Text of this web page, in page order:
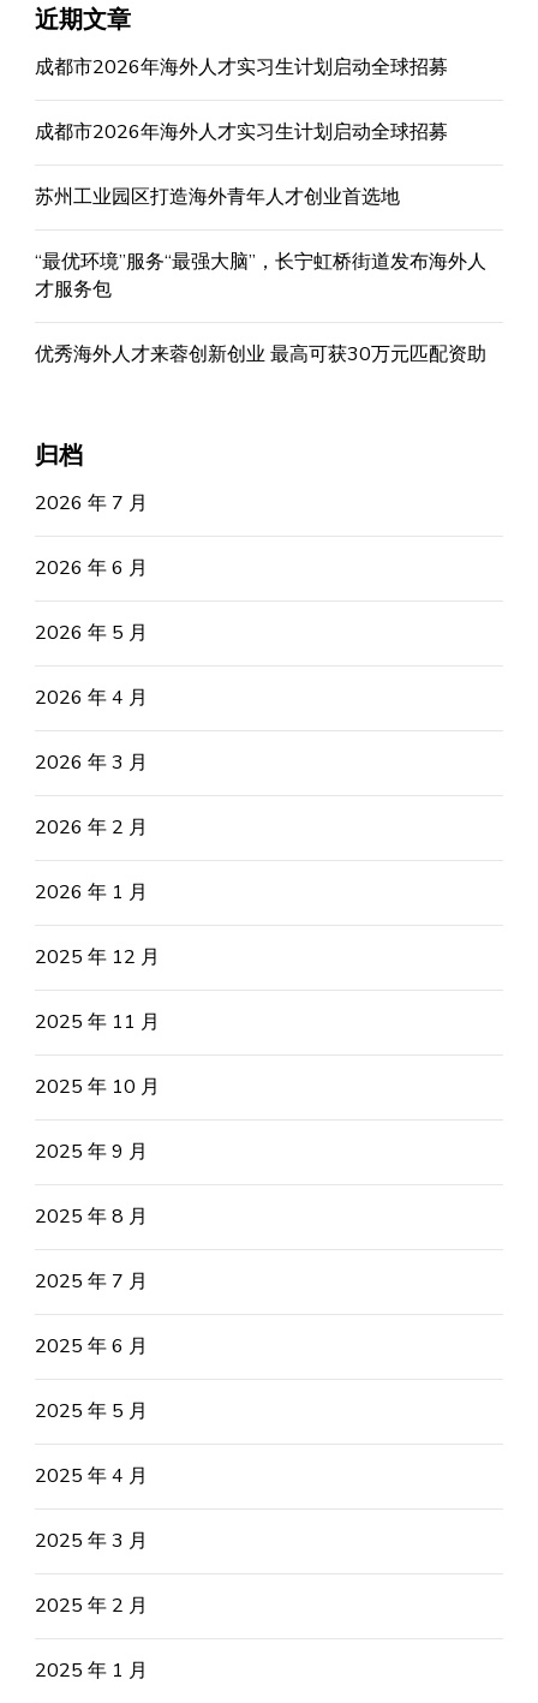
近期文章
成都市2026年海外人才实习生计划启动全球招募
成都市2026年海外人才实习生计划启动全球招募
苏州工业园区打造海外青年人才创业首选地
“最优环境”服务“最强大脑”，长宁虹桥街道发布海外人
才服务包
优秀海外人才来蓉创新创业 最高可获30万元匹配资助
归档
2026 年 7 月
2026 年 6 月
2026 年 5 月
2026 年 4 月
2026 年 3 月
2026 年 2 月
2026 年 1 月
2025 年 12 月
2025 年 11 月
2025 年 10 月
2025 年 9 月
2025 年 8 月
2025 年 7 月
2025 年 6 月
2025 年 5 月
2025 年 4 月
2025 年 3 月
2025 年 2 月
2025 年 1 月